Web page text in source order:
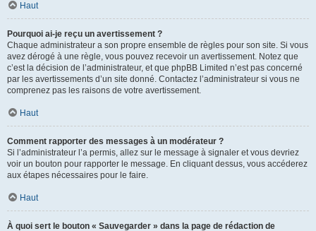
Haut
Pourquoi ai-je reçu un avertissement ?
Chaque administrateur a son propre ensemble de règles pour son site. Si vous
avez dérogé à une règle, vous pouvez recevoir un avertissement. Notez que
c’est la décision de l’administrateur, et que phpBB Limited n’est pas concerné
par les avertissements d’un site donné. Contactez l’administrateur si vous ne
comprenez pas les raisons de votre avertissement.
Haut
Comment rapporter des messages à un modérateur ?
Si l’administrateur l’a permis, allez sur le message à signaler et vous devriez
voir un bouton pour rapporter le message. En cliquant dessus, vous accéderez
aux étapes nécessaires pour le faire.
Haut
À quoi sert le bouton « Sauvegarder » dans la page de rédaction de